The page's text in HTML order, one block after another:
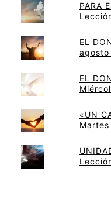
PARA
EL
EL
«UN